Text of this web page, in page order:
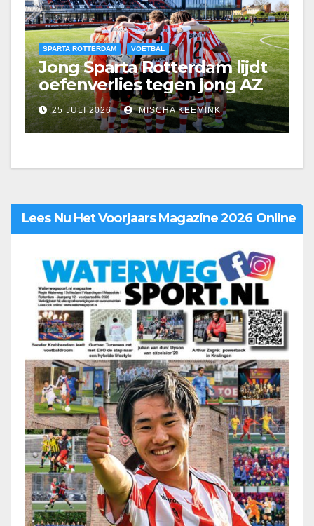
SPARTA ROTTERDAM VOETBAL
Jong Sparta Rotterdam lijdt
oefenverlies tegen jong AZ
25 JULI 2026 MISCHA KEEMINK
Lees Nu Het Voorjaars Magazine 2026 Online